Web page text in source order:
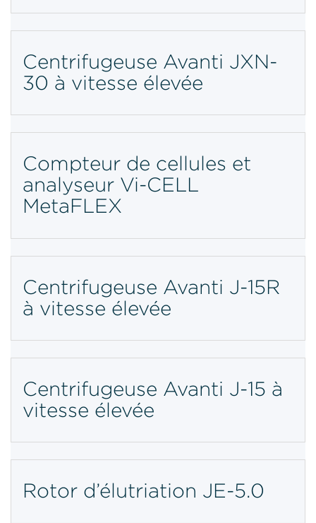
Centrifugeuse Avanti JXN-
30 à vitesse élevée
Compteur de cellules et
analyseur Vi-CELL
MetaFLEX
Centrifugeuse Avanti J-15R
à vitesse élevée
Centrifugeuse Avanti J-15 à
vitesse élevée
Rotor d’élutriation JE-5.0